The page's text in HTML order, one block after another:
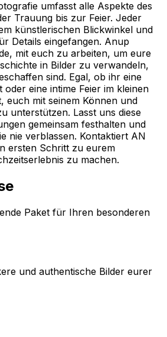
umfasst alle Aspekte des
Trauung bis zur Feier. Jeder
künstlerischen Blickwinkel und
Details eingefangen. Anup
mit euch zu arbeiten, um eure
in Bilder zu verwandeln,
sind. Egal, ob ihr eine
eine intime Feier im kleinen
euch mit seinem Können und
unterstützen. Lasst uns diese
gemeinsam festhalten und
nie verblassen. Kontaktiert AN
ersten Schritt zu eurem
zu machen.
Paket für Ihren besonderen
und authentische Bilder eurer